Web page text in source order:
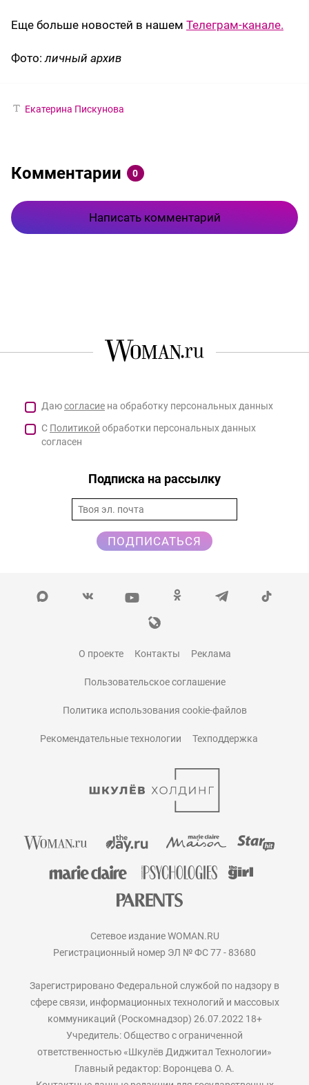
Еще больше новостей в нашем Телеграм-канале.
Фото:личный архив
Екатерина Пискунова
Комментарии 0
Написать комментарий
Даюсогласие на обработку персональных данных
С Политикой обработки персональных данных
согласен
Подписка на рассылку
ПОДПИСАТЬСЯ
О проекте Контакты Реклама
Пользовательское соглашение
Политика использования cookie-файлов
Рекомендательные технологии Техподдержка
Сетевое издание WOMAN.RU
Регистрационный номер ЭЛ № ФС 77 - 83680
Зарегистрировано Федеральной службой по надзору в
сфере связи, информационных технологий и массовых
коммуникаций (Роскомнадзор) 26.07.2022 18+
Учредитель: Общество с ограниченной
ответственностью «Шкулёв Диджитал Технологии»
Главный редактор: Воронцева О. А.